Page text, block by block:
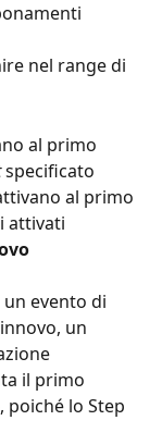
nel range di
al primo
specificato
al primo
attivati
evento di
un
il primo
poiché lo Step